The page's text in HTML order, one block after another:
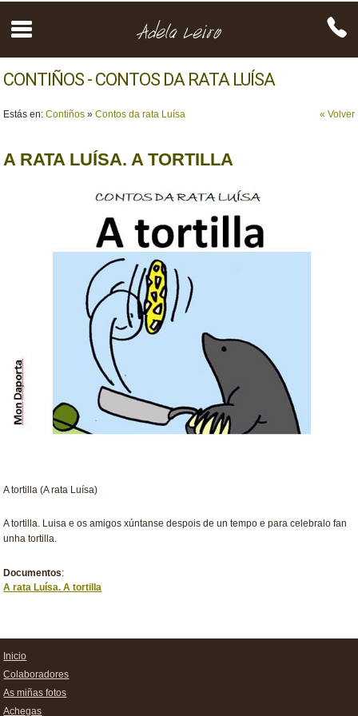
CONTIÑOS - CONTOS DA RATA LUÍSA
« Volver
Estás en:Contiños »Contos da rata Luísa
A RATA LUÍSA. A TORTILLA
A tortilla (A rata Luísa)
A tortilla. Luisa e os amigos xúntanse despois de un tempo e para celebralo fan
unha tortilla.
Documentos:
A rata Luísa. A tortilla
Inicio
Colaboradores
As miñas fotos
Achegas